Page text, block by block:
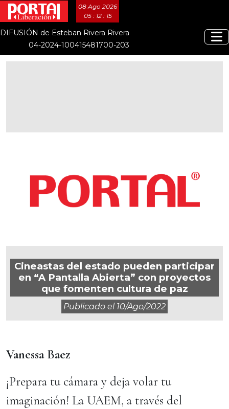
08 Ago 2026
05 : 12 : 16
DIFUSIÓN de Esteban Rivera Rivera
04-2024-100415481700-203
Cineastas del estado pueden participar
en “A Pantalla Abierta” con proyectos
que fomenten cultura de paz
Publicado el 10/ago/2022
Vanessa Baez
¡Prepara tu cámara y deja volar tu
imaginación! La UAEM, a través del